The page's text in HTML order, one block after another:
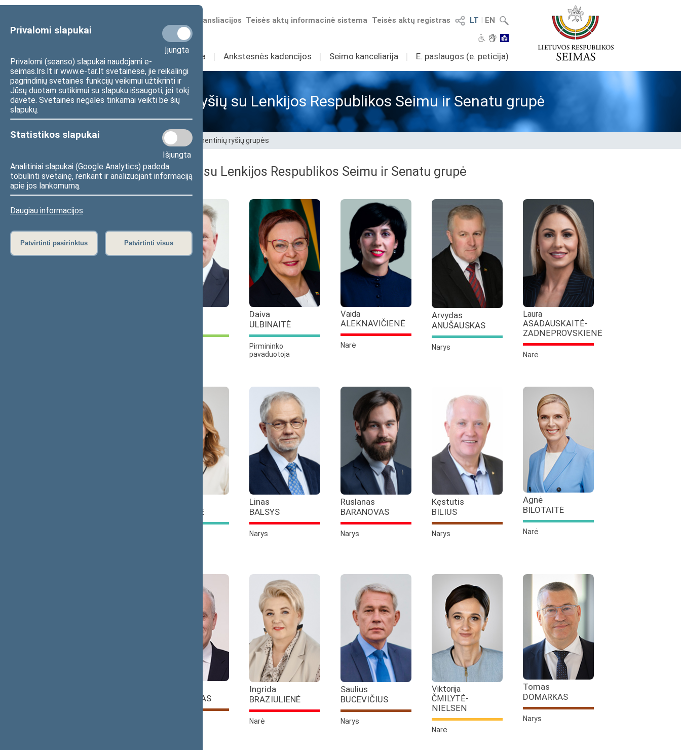
Privalomi slapukai
Įjungta
Privalomi (seanso) slapukai naudojami e-
seimas.lrs.lt ir www.e-tar.lt svetainėse, jie reikalingi
pagrindinių svetainės funkcijų veikimui užtikrinti ir
Jūsų duotam sutikimui su slapuku išsaugoti, jei tokį
davėte. Svetainės negalės tinkamai veikti be šių
slapukų.
Statistikos slapukai
Išjungta
Analitiniai slapukai (Google Analytics) padeda
tobulinti svetainę, renkant ir analizuojant informaciją
apie jos lankomumą.
Daugiau informacijos
Patvirtinti pasirinktus Patvirtinti visus
LT I EN
Teisės aktų registras
Teisės aktų informacinė sistema
Numatomos transliacijos
Sudėtis Veikla I Ankstesnės kadencijos I Seimo kanceliarija I E. paslaugos (e. peticija)
Tarpparlamentinių ryšių su Lenkijos Respublikos Seimu ir Senatu grupė
Pradžia>Tarptautiniai ryšiai > Tarpparlamentinių ryšių grupės
Tarpparlamentinių ryšių su Lenkijos Respublikos Seimu ir Senatu grupė
Daiva
ULBINAITĖ
Pirmininko
pavaduotoja
Vaida
ALEKNAVIČIENĖ
Narė
Arvydas
ANUŠAUSKAS
Narys
Laura
ASADAUSKAITĖ-
ZADNEPROVSKIENĖ
Narė
BALČYTYTĖ
Linas
BALSYS
Narys
Ruslanas
BARANOVAS
Narys
Kęstutis
BILIUS
Narys
Agnė
BILOTAITĖ
Narė
BRADAUSKAS
Ingrida
BRAZIULIENĖ
Narė
Saulius
BUCEVIČIUS
Narys
Viktorija
ČMILYTĖ-
NIELSEN
Narė
Tomas
DOMARKAS
Narys